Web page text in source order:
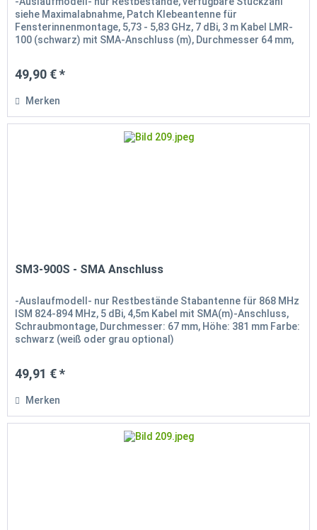
siehe Maximalabnahme, Patch Klebeantenne für
Fensterinnenmontage, 5,73 - 5,83 GHz, 7 dBi, 3 m Kabel LMR-
100 (schwarz) mit SMA-Anschluss (m), Durchmesser 64 mm,
49,90 € *
Merken
SM3-900S - SMA Anschluss
-Auslaufmodell- nur Restbestände Stabantenne für 868 MHz
ISM 824-894 MHz, 5 dBi, 4,5m Kabel mit SMA(m)-Anschluss,
Schraubmontage, Durchmesser: 67 mm, Höhe: 381 mm Farbe:
schwarz (weiß oder grau optional)
49,91 € *
Merken